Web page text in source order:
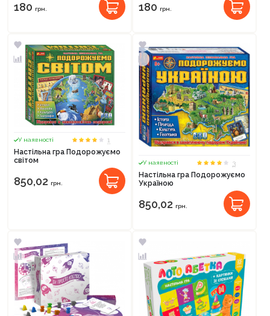
180 грн. 180 грн.
У наявності
1
Настільна гра Подорожуємо
світом
850,02 грн.
У наявності
3
Настільна гра Подорожуємо
Україною
850,02 грн.